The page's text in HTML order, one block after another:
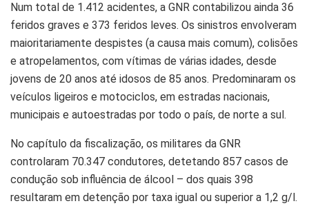
Num total de 1.412 acidentes, a GNR contabilizou ainda 36
feridos graves e 373 feridos leves. Os sinistros envolveram
maioritariamente despistes (a causa mais comum), colisões
e atropelamentos, com vítimas de várias idades, desde
jovens de 20 anos até idosos de 85 anos. Predominaram os
veículos ligeiros e motociclos, em estradas nacionais,
municipais e autoestradas por todo o país, de norte a sul.
No capítulo da fiscalização, os militares da GNR
controlaram 70.347 condutores, detetando 857 casos de
condução sob influência de álcool – dos quais 398
resultaram em detenção por taxa igual ou superior a 1,2 g/l.